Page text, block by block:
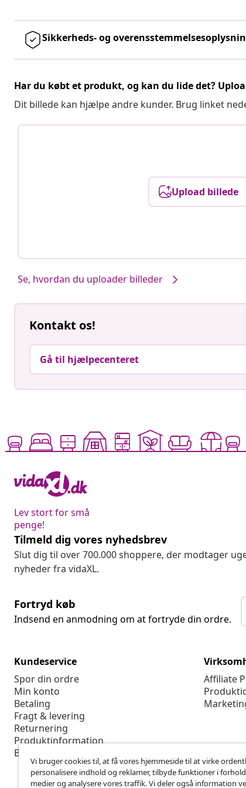
Sikkerheds- og
Har du købt et produkt, og kan du lide det?
Dit billede kan hjælpe andre kunder. Brug linket
Upload billede
Se, hvordan du uploader billeder
Kontakt os!
Gå til hjælpecenteret
Lev stort for små
penge!
Tilmeld dig vores nyhedsbrev
Slut dig til over 700.000 shoppere, der modtager
nyheder fra vidaXL.
Fortryd køb
Indsend en anmodning om at fortryde din ordre.
Kundeservice
Spor din ordre
Min konto
Betaling
Fragt & levering
Returnering
Produktinformation
Bestilling
Affiliate
Vi bruger cookies til, at få vores hjemmeside til at virke
personalisere indhold og reklamer, tilbyde funktioner i
medier og analysere vores traffik. Vi deler også information